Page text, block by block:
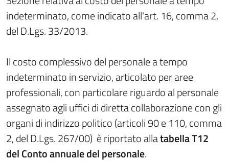
indeterminato, come indicato all'art. 16, comma 2,
del D.Lgs. 33/2013.
Il costo complessivo del personale a tempo
indeterminato in servizio, articolato per aree
professionali, con particolare riguardo al personale
assegnato agli uffici di diretta collaborazione con gli
organi di indirizzo politico (articoli 90 e 110, comma
2, del D.Lgs. 267/00) è riportato allatabella T12
del Conto annuale del personale.